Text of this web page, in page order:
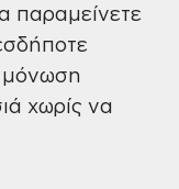
παραμείνετε
μόνωση
χωρίς να